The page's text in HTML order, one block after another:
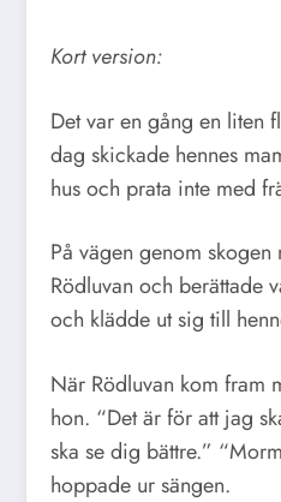
Kort version:
Det var en gång en liten
dag skickade hennes
hus och prata inte med
På vägen genom
Rödluvan och berättade
och klädde ut sig till
När Rödluvan kom fram
hon. “Det är för att jag
ska se dig bättre.”
hoppade ur sängen.